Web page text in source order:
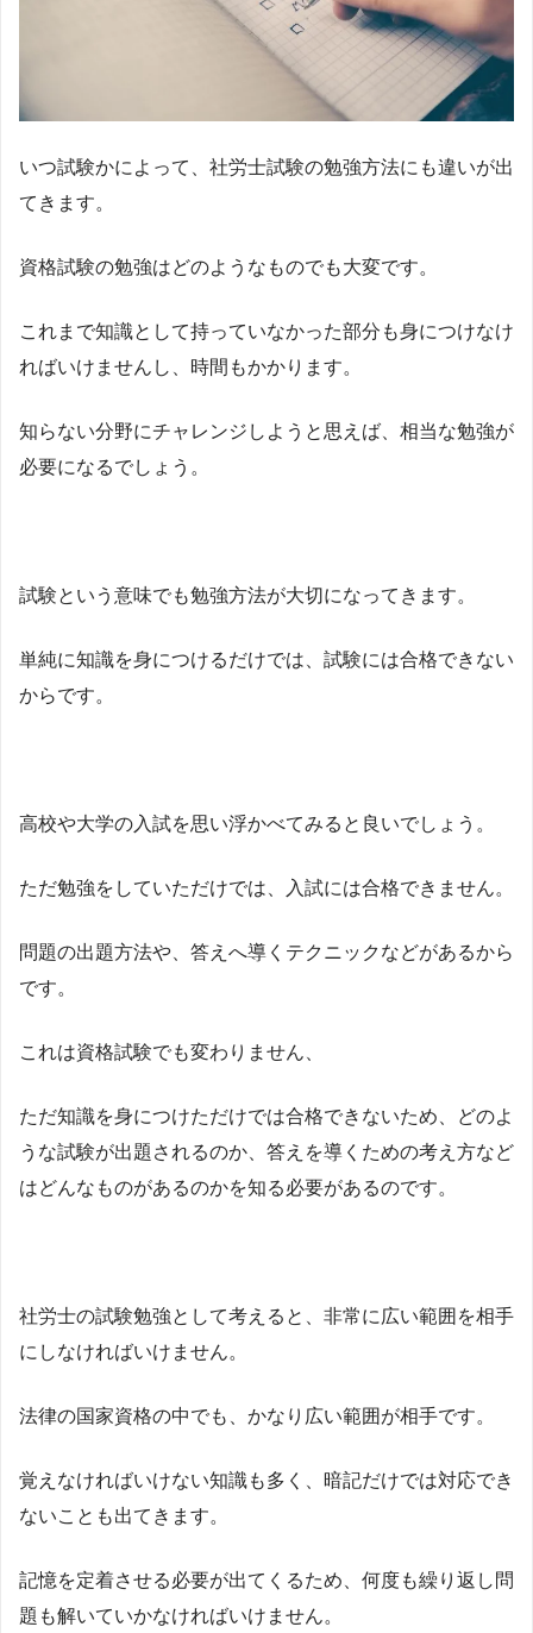
いつ試験かによって、社労士試験の勉強方法にも違いが出
てきます。
資格試験の勉強はどのようなものでも大変です。
これまで知識として持っていなかった部分も身につけなけ
ればいけませんし、時間もかかります。
知らない分野にチャレンジしようと思えば、相当な勉強が
必要になるでしょう。
試験という意味でも勉強方法が大切になってきます。
単純に知識を身につけるだけでは、試験には合格できない
からです。
高校や大学の入試を思い浮かべてみると良いでしょう。
ただ勉強をしていただけでは、入試には合格できません。
問題の出題方法や、答えへ導くテクニックなどがあるから
です。
これは資格試験でも変わりません、
ただ知識を身につけただけでは合格できないため、どのよ
うな試験が出題されるのか、答えを導くための考え方など
はどんなものがあるのかを知る必要があるのです。
社労士の試験勉強として考えると、非常に広い範囲を相手
にしなければいけません。
法律の国家資格の中でも、かなり広い範囲が相手です。
覚えなければいけない知識も多く、暗記だけでは対応でき
ないことも出てきます。
記憶を定着させる必要が出てくるため、何度も繰り返し問
題も解いていかなければいけません。